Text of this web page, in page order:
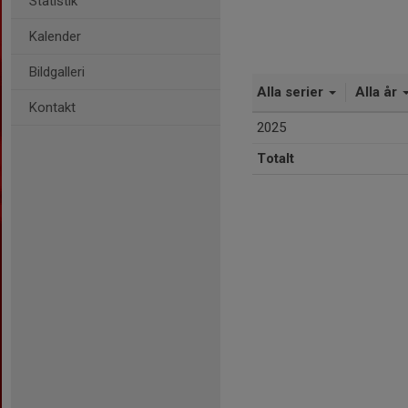
Kalender
Bildgalleri
Kontakt
Alla serier Alla år
2025
Totalt